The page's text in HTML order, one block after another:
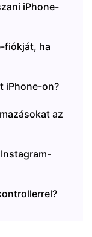
iPhone-
fiókját, ha
iPhone-on?
az